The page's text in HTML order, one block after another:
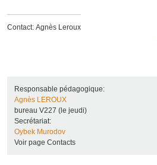
Contact: Agnès Leroux
Responsable pédagogique:
Agnès LEROUX
bureau V227 (le jeudi)
Secrétariat:
Oybek Murodov
Voir page Contacts